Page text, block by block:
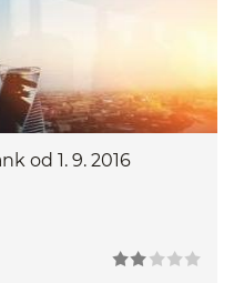
od 1. 9. 2016